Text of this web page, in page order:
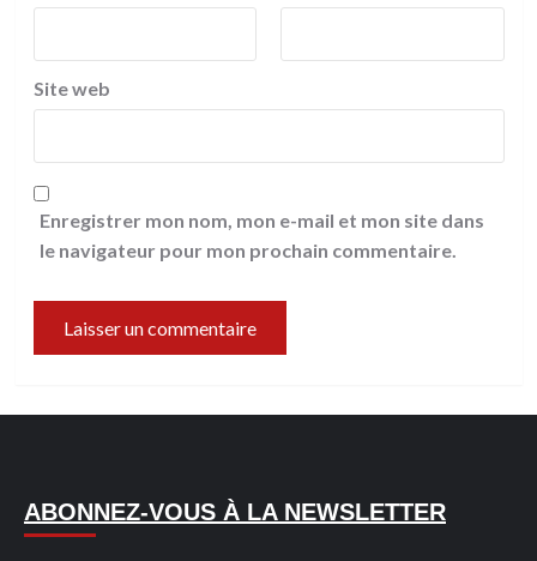
Site web
Enregistrer mon nom, mon e-mail et mon site dans
le navigateur pour mon prochain commentaire.
ABONNEZ-VOUS À LA NEWSLETTER